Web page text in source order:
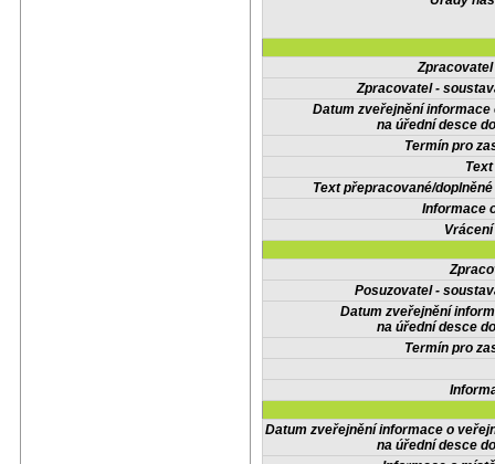
Zpracovatel -
Datum zveřejnění informace
na úřední desce
Termín pro
Text přepracované/
Informace
Posuzovatel -
Datum zveřejnění
na úřední desce
Termín pro
Datum zveřejnění informace o
na úřední desce